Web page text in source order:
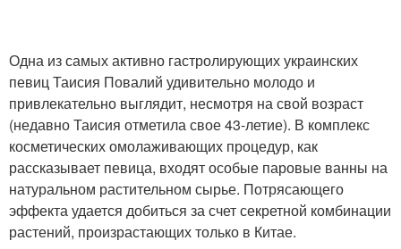
Одна из самых активно гастролирующих украинских
певиц Таисия Повалий удивительно молодо и
привлекательно выглядит, несмотря на свой возраст
(недавно Таисия отметила свое 43-летие). В комплекс
косметических омолаживающих процедур, как
рассказывает певица, входят особые паровые ванны на
натуральном растительном сырье. Потрясающего
эффекта удается добиться за счет секретной комбинации
растений, произрастающих только в Китае.